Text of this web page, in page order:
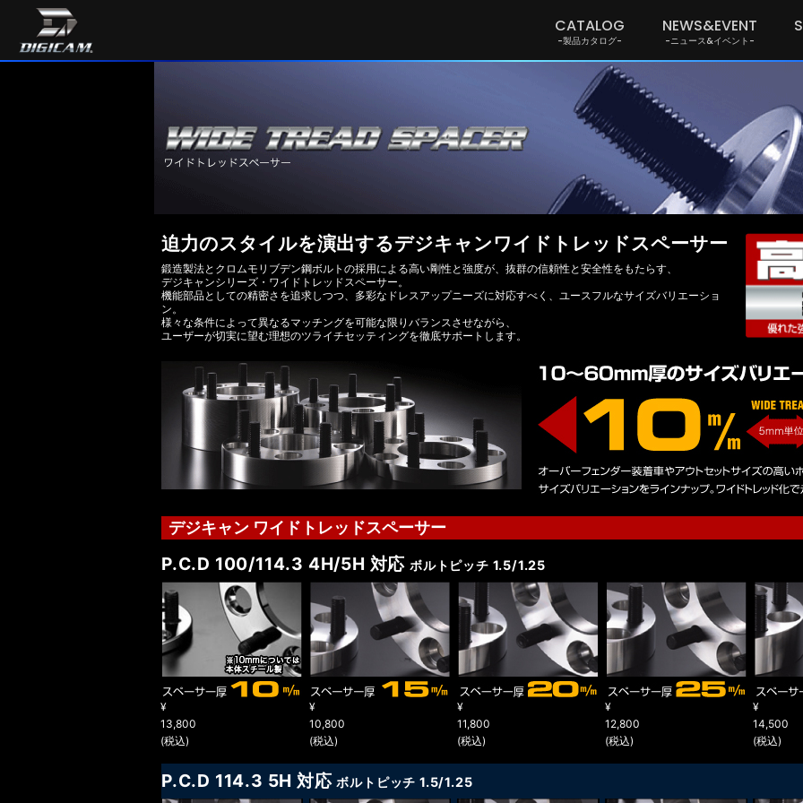
CATALOG
-製品カタログ-
NEWS&EVENT
-ニュース&イベント-
迫力のスタイルを演出するデジキャンワイドトレッドスペーサー
鍛造製法とクロムモリブデン鋼ボルトの採用による高い剛性と強度が、抜群の信頼性と安全性をもたらす、
デジキャンシリーズ・ワイドトレッドスペーサー。
機能部品としての精密さを追求しつつ、多彩なドレスアップニーズに対応すべく、ユースフルなサイズバリエーショ
ン。
様々な条件によって異なるマッチングを可能な限りバランスさせながら、
ユーザーが切実に望む理想のツライチセッティングを徹底サポートします。
デジキャン ワイドトレッドスペーサー
P.C.D 100/114.3 4H/5H 対応 ボルトピッチ 1.5/1.25
¥
13,800
(税込)
¥
10,800
(税込)
¥
11,800
(税込)
¥
12,800
(税込)
¥
14,500
(税込)
P.C.D 114.3 5H 対応ボルトピッチ 1.5/1.25